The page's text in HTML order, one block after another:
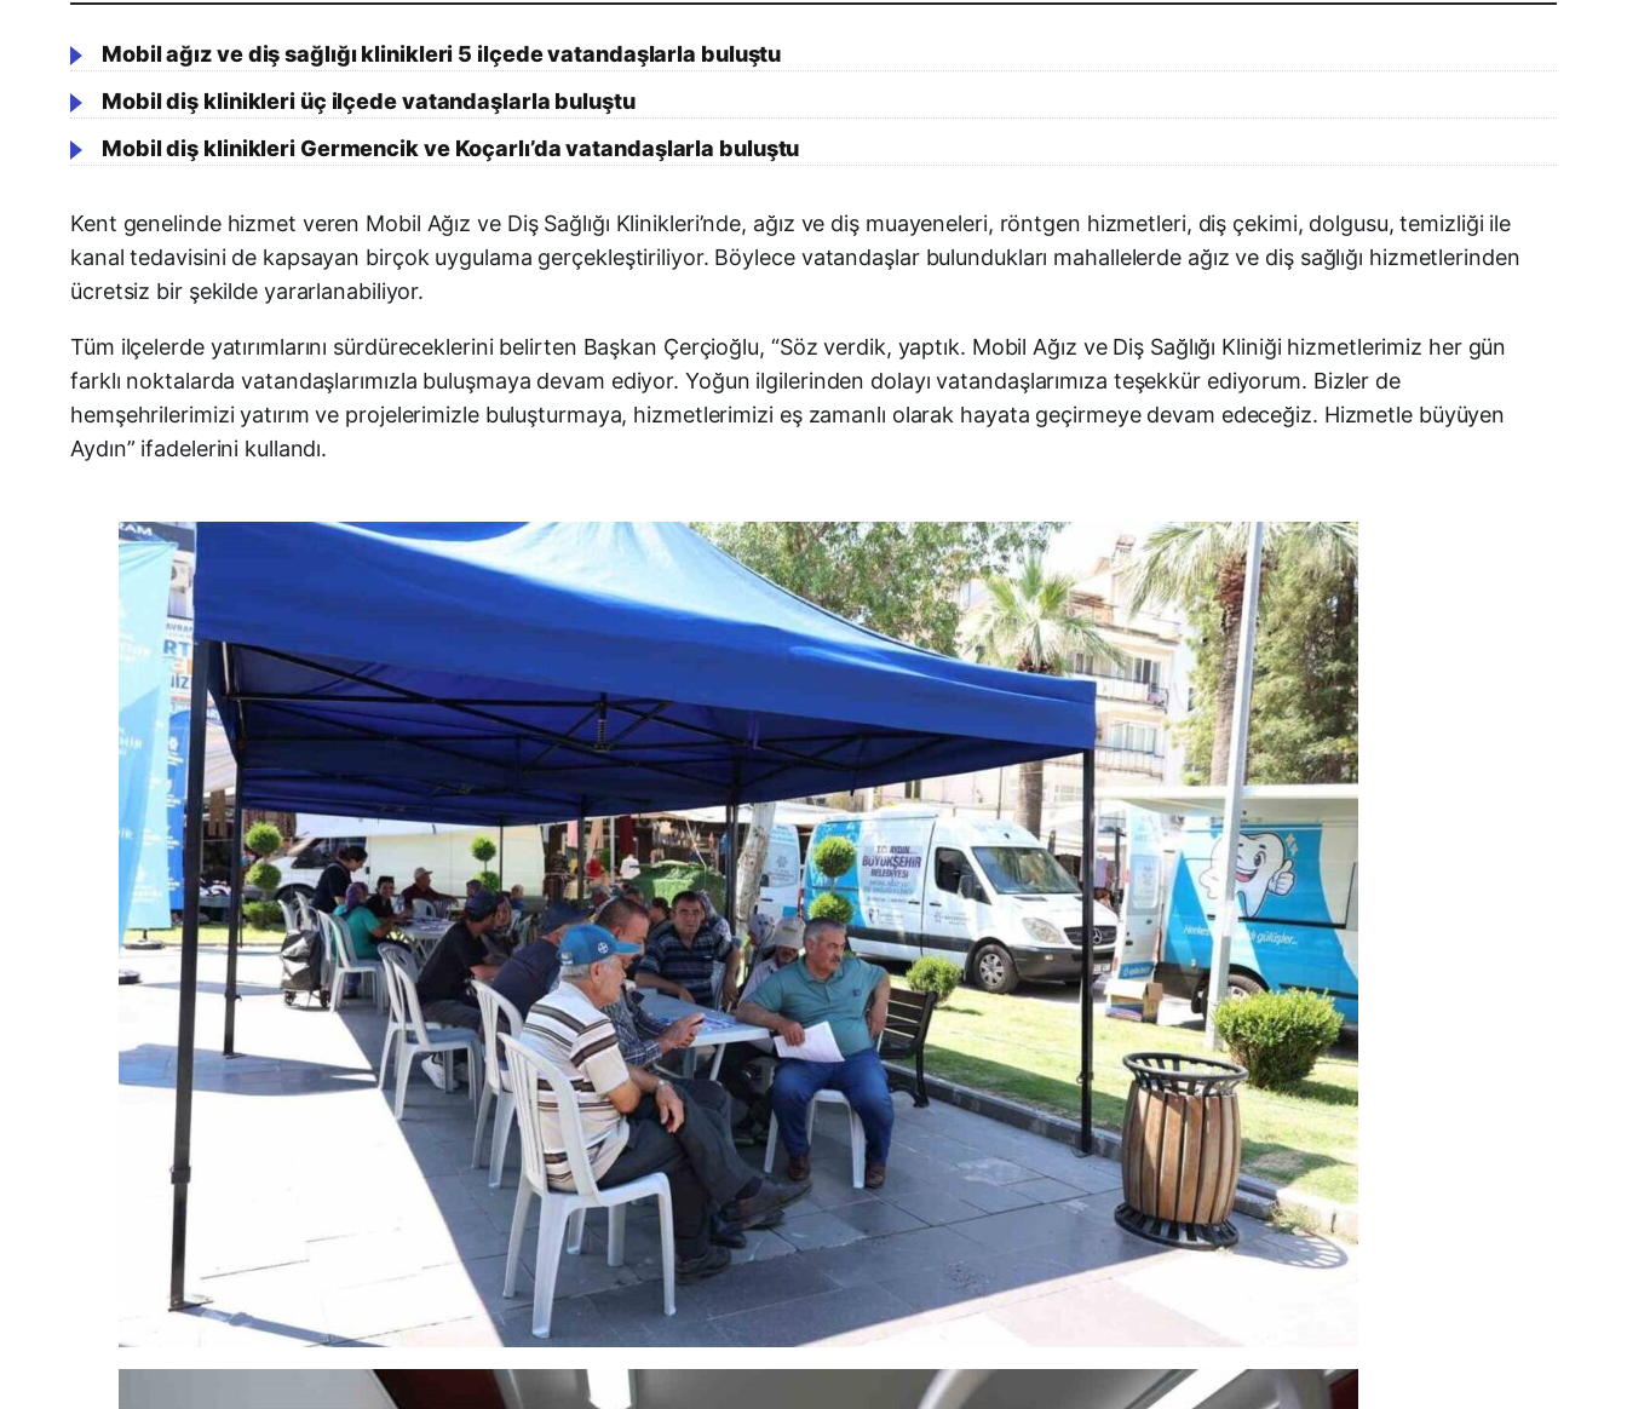
Mobil ağız ve diş sağlığı klinikleri 5 ilçede vatandaşlarla buluştu
Mobil diş klinikleri üç ilçede vatandaşlarla buluştu
Mobil diş klinikleri Germencik ve Koçarlı’da vatandaşlarla buluştu
Kent genelinde hizmet veren Mobil Ağız ve Diş Sağlığı Klinikleri’nde, ağız ve diş muayeneleri, röntgen hizmetleri, diş çekimi, dolgusu, temizliği ile
kanal tedavisini de kapsayan birçok uygulama gerçekleştiriliyor. Böylece vatandaşlar bulundukları mahallelerde ağız ve diş sağlığı hizmetlerinden
ücretsiz bir şekilde yararlanabiliyor.
Tüm ilçelerde yatırımlarını sürdüreceklerini belirten Başkan Çerçioğlu, “Söz verdik, yaptık. Mobil Ağız ve Diş Sağlığı Kliniği hizmetlerimiz her gün
farklı noktalarda vatandaşlarımızla buluşmaya devam ediyor. Yoğun ilgilerinden dolayı vatandaşlarımıza teşekkür ediyorum. Bizler de
hemşehrilerimizi yatırım ve projelerimizle buluşturmaya, hizmetlerimizi eş zamanlı olarak hayata geçirmeye devam edeceğiz. Hizmetle büyüyen
Aydın” ifadelerini kullandı.